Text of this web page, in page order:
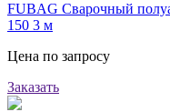
FUBAG Сварочный
150 3 м
Цена по запросу
Заказать